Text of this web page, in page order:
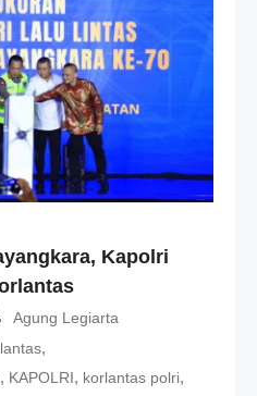
Kapolri
Agung Legiarta
,
, KAPOLRI, korlantas polri,